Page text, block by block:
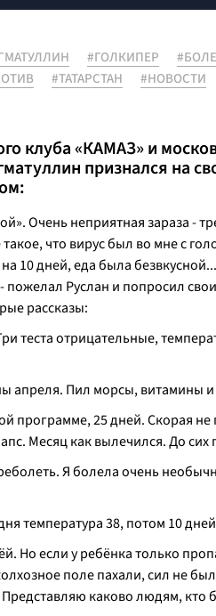
#ГОЛКИПЕР
#ТАТАРСТАН #НОВОСТИ
клуба «КАМАЗ» и
признался на
Очень неприятная зараза -
что вирус был во мне с
10 дней, еда была
пожелал Руслан и попросил
рассказы:
теста отрицательные,
апреля. Пил морсы, витамины
программе, 25 дней. Скорая
Месяц как вылечился. До
Я болела очень
температура 38, потом 10
Но если у ребёнка только
поле пахали, сил не
каково людям, кто